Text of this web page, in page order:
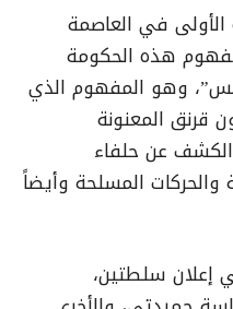
في العاصمة
مفهوم هذه الحكومة
وهو المفهوم الذي
قرنق المعنونة
الكشف عن حلفاء
المسلحة وأيضاً
إعلان سلطتين،